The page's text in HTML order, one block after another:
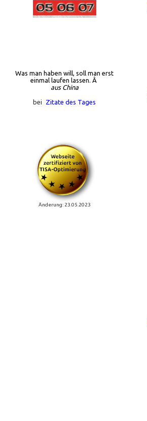
Was man haben will, soll man erst
einmal laufen lassen. Â
aus China
bei Zitate des Tages
Änderung: 23.05.2023